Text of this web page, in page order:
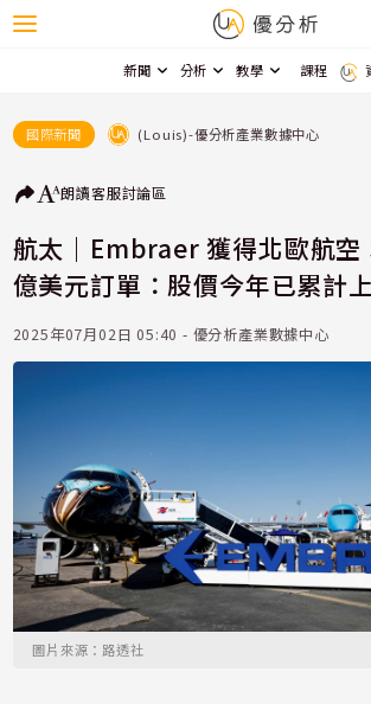
新聞 分析 教學 課程
國際新聞 (Louis)-優分析產業數據中心
朗讀客服討論區
航太｜Embraer 獲得北歐航空
億美元訂單：股價今年已累計
2025年07月02日 05:40 - 優分析產業數據中心
圖片來源：路透社